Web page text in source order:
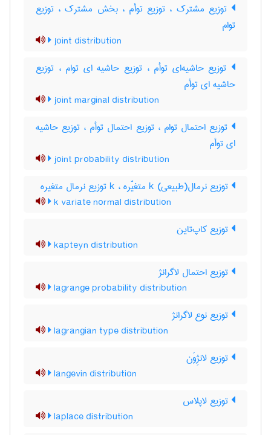
توزیع مشترک ، توزیع توأم ، بخش مشترک ، توزیع
توام
joint distribution
توزیع حاشیه‌ای توأم ، توزیع حاشیه ای توام ، توزیع
حاشیه ای توأم
joint marginal distribution
توزیع احتمال توام ، توزیع احتمال توأم ، توزیع حاشیه
ای توأم
joint probability distribution
توزیع نرمال(طبیعی) k متغیّره ، k توزیع نرمال متغیره
k variate normal distribution
توزیع کاپ‌تاین
kapteyn distribution
توزیع احتمال لاگرانژ
lagrange probability distribution
توزیع نوع لاگرانژ
lagrangian type distribution
توزیع لانژِوَن
langevin distribution
توزیع لاپلاس
laplace distribution